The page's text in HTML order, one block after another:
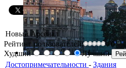
Новый Арсенал
Рейтинг пользователей:
/ 0
Худший
Лучший
Достопримечательности - Здания